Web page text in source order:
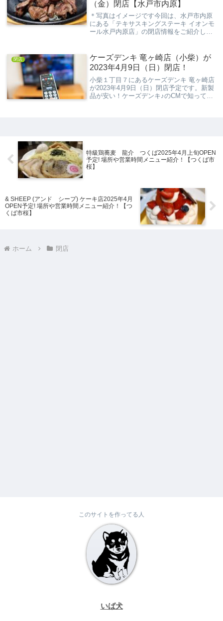
（金）閉店【水戸市内原】
＊写真はイメージです今回は、水戸市内原
にある「テキサスキングステーキ イオンモ
ール水戸内原店」の閉店情報をご紹介しま
このお店。週末には家族連れや買い物帰り
の方々で賑...
閉店
ケーズデンキ 竜ヶ崎店（小柴）が
2023年4月9日（日）閉店！
小柴１丁目７にあるケーズデンキ 竜ヶ崎店
が2023年4月9日（日）閉店予定です。新製
品が安い！ケーズデンキ♪のCMで知ってい
特級鶏蕎麦 龍介 つくば2025年4月上旬OPEN
予定! 場所や営業時間メニュー紹介！【つくば市
桜】
& SHEEP (アンド シープ) ケーキ店2025年4月
OPEN予定! 場所や営業時間メニュー紹介！【つ
くば市桜】
ホーム 閉店
このサイトを作ってる人
いば犬